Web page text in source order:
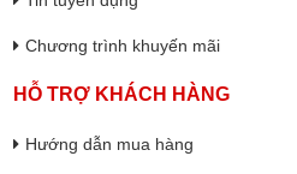
Chương trình khuyến mãi
HỖ TRỢ KHÁCH HÀNG
Hướng dẫn mua hàng